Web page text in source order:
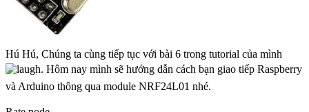
Hú Hú, Chúng ta cùng tiếp tục với bài 6 trong tutorial của mình
. Hôm nay mình sẽ hướng dẫn cách bạn giao tiếp Raspberry
và Arduino thông qua module NRF24L01 nhé.